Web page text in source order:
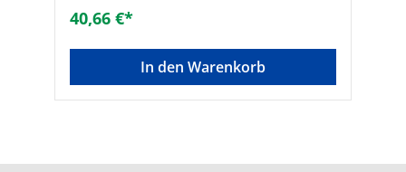
40,66 €*
In den Warenkorb